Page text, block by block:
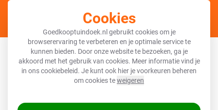
Cookies
Goedkooptuindoek.nl gebruikt cookies om je
browserervaring te verbeteren en je optimale service te
kunnen bieden. Door onze website te bezoeken, ga je
akkoord met het gebruik van cookies. Meer informatie vind je
in onscookiebeleid. Je kunt ook hier je voorkeuren beheren
om cookies teweigeren
Tuinposter - Zonnestralen in een
groen bos